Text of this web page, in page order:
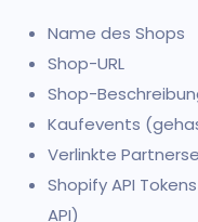
Name des Shops
Shop-URL
Shop-
Kaufevents
Verlinkte
Shopify API
API)